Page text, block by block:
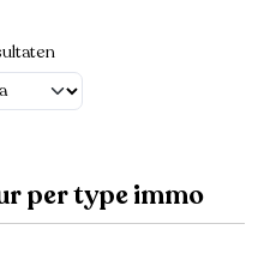
per type immo